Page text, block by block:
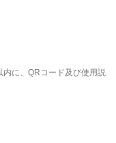
に、QRコード及び使用説